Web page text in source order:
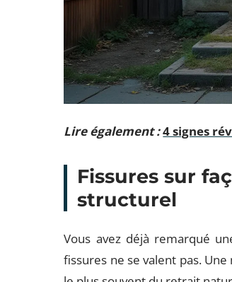
Lire également :4 signes
Fissures sur
structurel
Vous avez déjà remarqué
fissures ne se valent pas.